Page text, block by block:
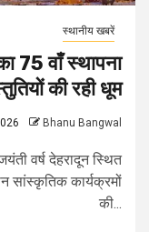
स्थानीय खबरें
75 वाँ स्थापना
की रही धूम
Bhanu Bangwal
वर्ष देहरादून स्थित
सांस्कृतिक कार्यक्रमों
की...